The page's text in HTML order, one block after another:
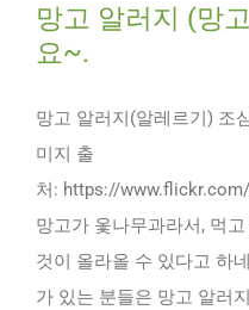
망고 알러지 (망
요~.
망고 알러지(알레르기) 조
미지 출
처: https://
망고가 옻나무과라서, 먹
것이 올라올 수 있다고 하
가 있는 분들은 망고 알러